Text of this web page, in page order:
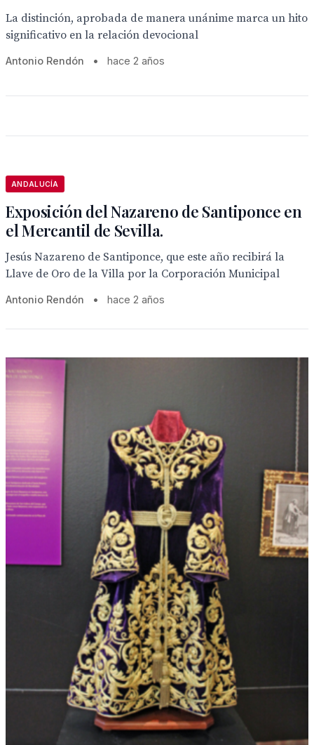
La distinción, aprobada de manera unánime marca un hito
significativo en la relación devocional
Antonio Rendón • hace 2 años
ANDALUCÍA
Exposición del Nazareno de Santiponce en
el Mercantil de Sevilla.
Jesús Nazareno de Santiponce, que este año recibirá la
Llave de Oro de la Villa por la Corporación Municipal
Antonio Rendón • hace 2 años